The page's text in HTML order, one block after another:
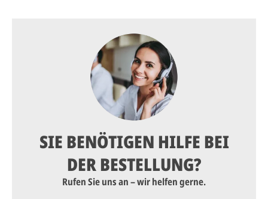
SIE BENÖTIGEN HILFE BEI
DER BESTELLUNG?
Rufen Sie uns an – wir helfen gerne.